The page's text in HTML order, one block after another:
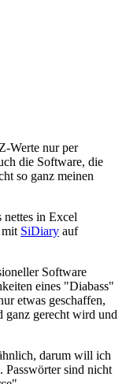
Werte nur per
die Software, die
so ganz meinen
nettes in Excel
mit SiDiary auf
Software
eines "Diabass"
etwas geschaffen,
ganz gerecht wird und
darum will ich
Passwörter sind nicht